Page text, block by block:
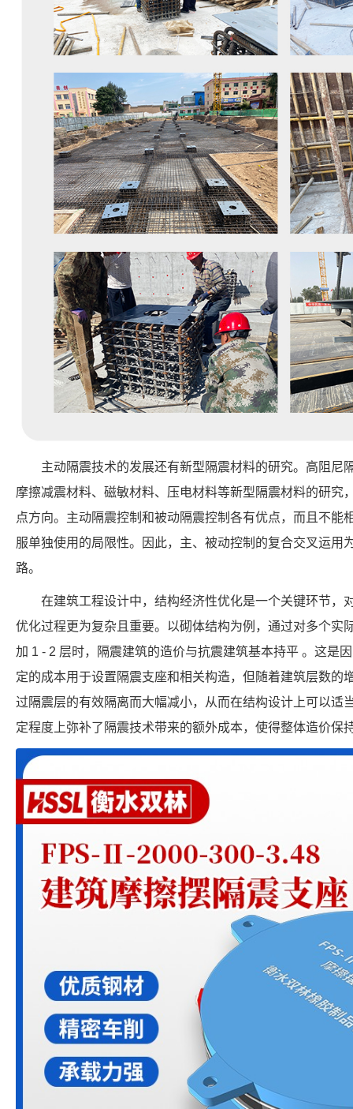
主动隔震技术的发展还有新型隔震材料的研究。高阻尼
摩擦减震材料、磁敏材料、压电材料等新型隔震材料的研究
点方向。主动隔震控制和被动隔震控制各有优点，而且不能
服单独使用的局限性。因此，主、被动控制的复合交叉运用
路。
在建筑工程设计中，结构经济性优化是一个关键环节，
优化过程更为复杂且重要。以砌体结构为例，通过对多个实
加 1 - 2 层时，隔震建筑的造价与抗震建筑基本持平 。这是
定的成本用于设置隔震支座和相关构造，但随着建筑层数的
过隔震层的有效隔离而大幅减小，从而在结构设计上可以适
定程度上弥补了隔震技术带来的额外成本，使得整体造价保